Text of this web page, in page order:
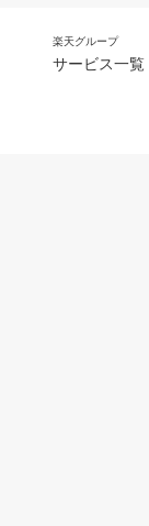
楽天グループ
サービス一覧